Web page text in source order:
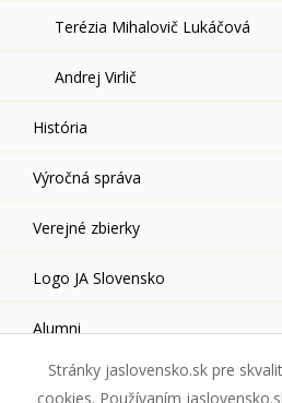
Terézia Mihalovič Lukáčová
Andrej Virlič
História
Výročná správa
Verejné zbierky
Logo JA Slovensko
Alumni
Stránky jaslovensko.sk pre
cookies. Používaním